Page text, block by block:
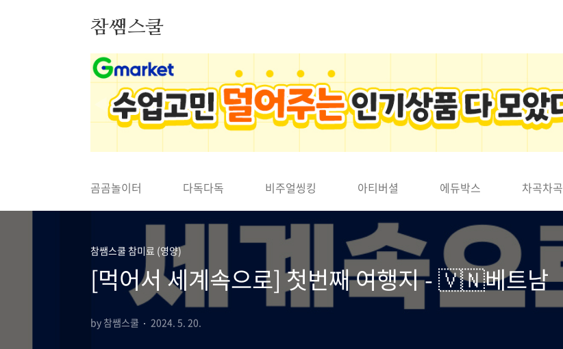
참쌤스쿨
곰곰놀이터 다독다독 비주얼씽킹 아티버셜 에듀박스 차곡차곡
참쌤스쿨 참미료 (영양)
[먹어서 세계속으로] 첫번째 여행지 - 🇻🇳베트남
by 참쌤스쿨 2024. 5. 20.